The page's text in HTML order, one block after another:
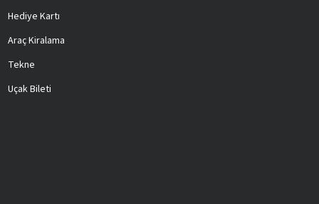
Hediye Kartı
Araç Kiralama
Tekne
Uçak Bileti